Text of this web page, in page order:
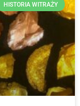
HISTORIA WITRAŻY